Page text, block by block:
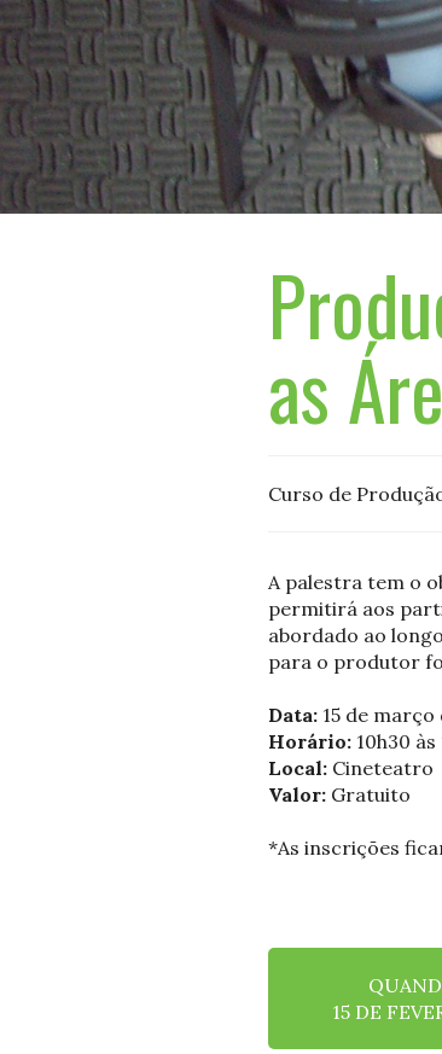
as
Curso de
A palestra tem o
permitirá aos
abordado ao
para o produtor
Data: 15 de março
Horário: 10h30 às
Local: Cineteatro
Valor: Gratuito
*As inscrições
15 DE